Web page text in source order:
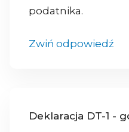
Zwiń odpowiedź
podatnika.
Deklaracja DT-1 -